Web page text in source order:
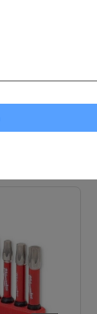
Unser